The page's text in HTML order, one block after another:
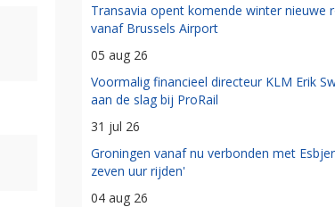
Transavia opent komende winter nieuwe
vanaf Brussels Airport
05 aug 26
Voormalig financieel directeur KLM Erik
aan de slag bij ProRail
31 jul 26
Groningen vanaf nu verbonden met
zeven uur rijden'
04 aug 26